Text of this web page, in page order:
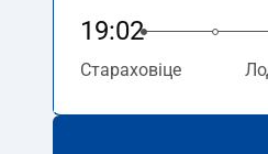
19:02
Стараховіце